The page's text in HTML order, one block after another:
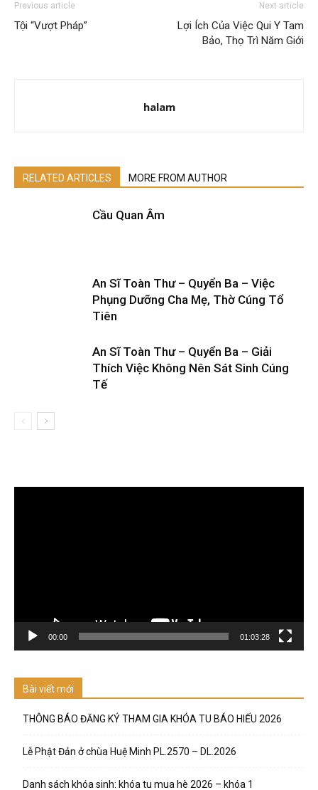
Previous article
Tội “Vượt Pháp”
Next article
Lợi Ích Của Việc Qui Y Tam
Bảo, Thọ Trì Năm Giới
halam
RELATED ARTICLES MORE FROM AUTHOR
Cầu Quan Âm
An Sĩ Toàn Thư – Quyển Ba – Việc
Phụng Dưỡng Cha Mẹ, Thờ Cúng Tổ
Tiên
An Sĩ Toàn Thư – Quyển Ba – Giải
Thích Việc Không Nên Sát Sinh Cúng
Tế
00:00 01:03:28
Bài viết mới
THÔNG BÁO ĐĂNG KÝ THAM GIA KHÓA TU BÁO HIẾU 2026
Lễ Phật Đản ở chùa Huệ Minh PL.2570 – DL.2026
Danh sách khóa sinh: khóa tu mua hè 2026 – khóa 1